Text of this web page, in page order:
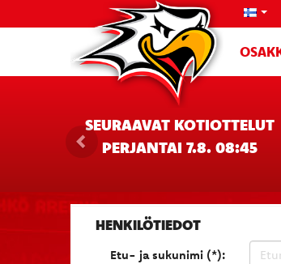
SEURAAVAT KOTIOTTELUT
PERJANTAI 7.8. 08:45
HENKILÖTIEDOT
Etu- ja sukunimi (*):